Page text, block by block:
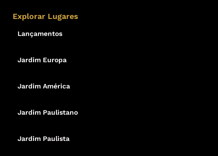
Explorar Lugares
Lançamentos
Jardim Europa
Jardim América
Jardim Paulistano
Jardim Paulista